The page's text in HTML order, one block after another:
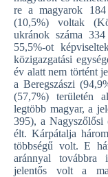
re a magyarok
(10,5%) voltak
ukránok száma
55,5%-ot
közigazgatási
év alatt nem történt
a Beregszászi
(57,7%) területén
legtöbb magyar, a
395), a Nagyszőlősi
élt. Kárpátalja
többségű volt. E
aránnyal továbbra
jelentős volt a